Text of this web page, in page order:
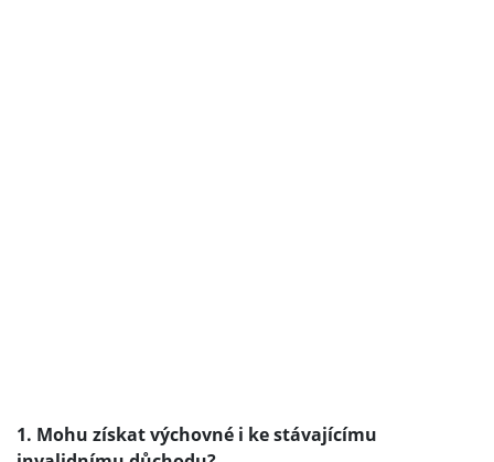
1. Mohu získat výchovné i ke stávajícímu